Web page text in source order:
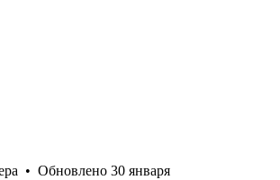
• Обновлено 30 января